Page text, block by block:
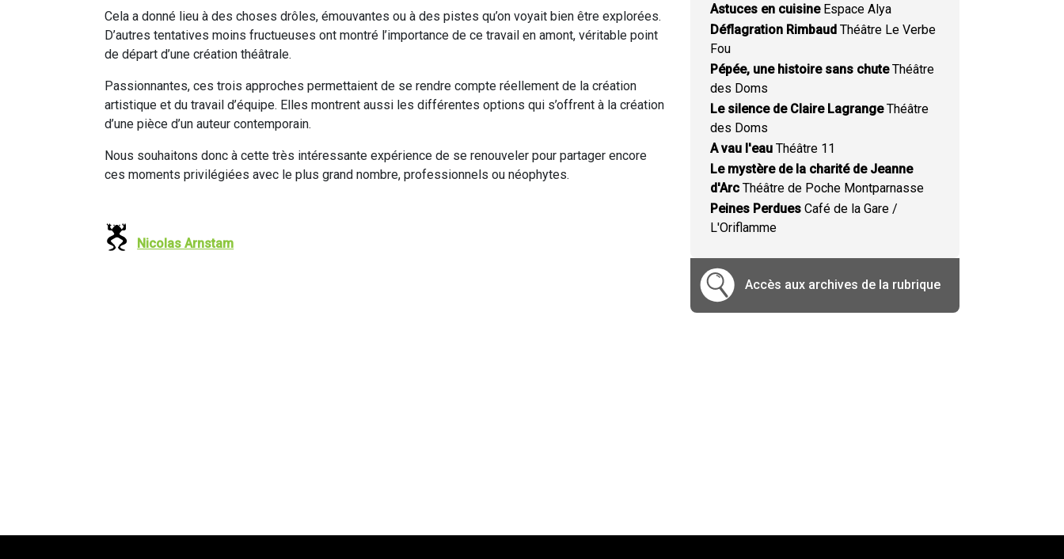
Cela a donné lieu à des choses drôles, émouvantes ou à des pistes qu’on voyait bien être explorées.
D’autres tentatives moins fructueuses ont montré l’importance de ce travail en amont, véritable point
de départ d’une création théâtrale.
Passionnantes, ces trois approches permettaient de se rendre compte réellement de la création
artistique et du travail d’équipe. Elles montrent aussi les différentes options qui s’offrent à la création
d’une pièce d’un auteur contemporain.
Nous souhaitons donc à cette très intéressante expérience de se renouveler pour partager encore
ces moments privilégiées avec le plus grand nombre, professionnels ou néophytes.
Nicolas Arnstam
Astuces en cuisineEspace Alya
Déflagration Rimbaud Théâtre Le Verbe
Fou
Pépée, une histoire sans chuteThéâtre
des Doms
Le silence de Claire LagrangeThéâtre
des Doms
A vau l'eau Théâtre 11
Le mystère de la charité de Jeanne
d'Arc Théâtre de Poche Montparnasse
Peines Perdues Café de la Gare /
L'Oriflamme
Accès aux archives de la rubrique